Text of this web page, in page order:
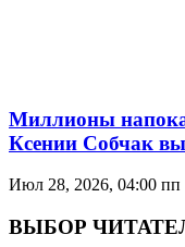
Миллионы
Ксении Собчак
Июл 28, 2026, 04:00 пп
ВЫБОР